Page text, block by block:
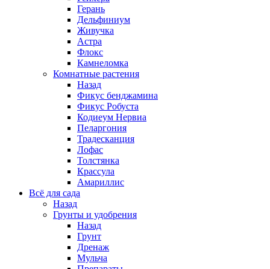
Герань
Дельфиниум
Живучка
Астра
Флокс
Камнеломка
Комнатные растения
Назад
Фикус бенджамина
Фикус Робуста
Кодиеум Нервиа
Пеларгония
Традесканция
Лофас
Толстянка
Крассула
Амариллис
Всё для сада
Назад
Грунты и удобрения
Назад
Грунт
Дренаж
Мульча